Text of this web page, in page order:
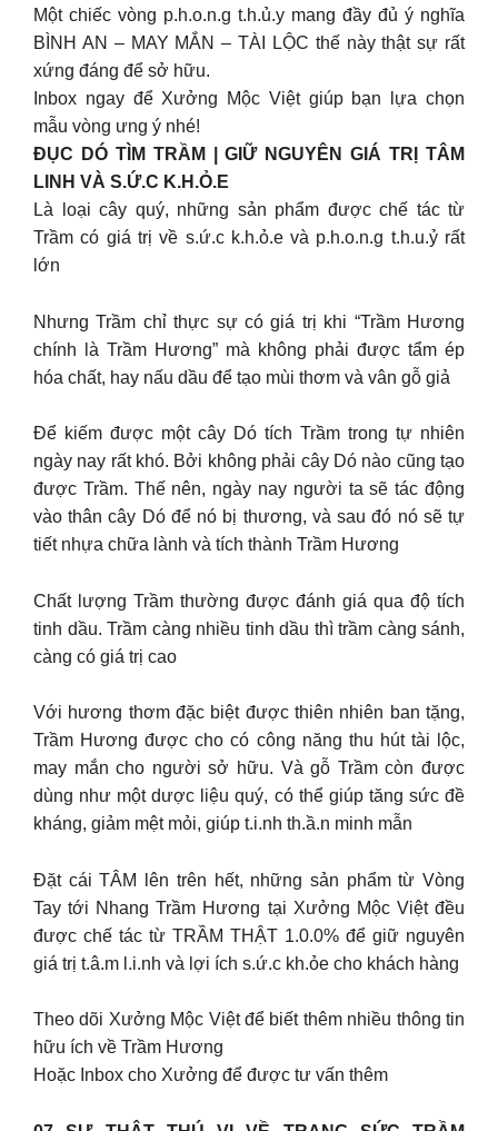
Một chiếc vòng p.h.o.n.g t.h.ủ.y mang đầy đủ ý nghĩa
BÌNH AN – MAY MẮN – TÀI LỘC thế này thật sự rất
xứng đáng để sở hữu.
Inbox ngay để Xưởng Mộc Việt giúp bạn lựa chọn
mẫu vòng ưng ý nhé!
ĐỤC DÓ TÌM TRẦM | GIỮ NGUYÊN GIÁ TRỊ TÂM
LINH VÀ S.Ứ.C K.H.Ỏ.E
Là loại cây quý, những sản phẩm được chế tác từ
Trầm có giá trị về s.ứ.c k.h.ỏ.e và p.h.o.n.g t.h.u.ỷ rất
lớn
Nhưng Trầm chỉ thực sự có giá trị khi “Trầm Hương
chính là Trầm Hương” mà không phải được tẩm ép
hóa chất, hay nấu dầu để tạo mùi thơm và vân gỗ giả
Để kiếm được một cây Dó tích Trầm trong tự nhiên
ngày nay rất khó. Bởi không phải cây Dó nào cũng tạo
được Trầm. Thế nên, ngày nay người ta sẽ tác động
vào thân cây Dó để nó bị thương, và sau đó nó sẽ tự
tiết nhựa chữa lành và tích thành Trầm Hương
Chất lượng Trầm thường được đánh giá qua độ tích
tinh dầu. Trầm càng nhiều tinh dầu thì trầm càng sánh,
càng có giá trị cao
Với hương thơm đặc biệt được thiên nhiên ban tặng,
Trầm Hương được cho có công năng thu hút tài lộc,
may mắn cho người sở hữu. Và gỗ Trầm còn được
dùng như một dược liệu quý, có thể giúp tăng sức đề
kháng, giảm mệt mỏi, giúp t.i.nh th.ầ.n minh mẫn
Đặt cái TÂM lên trên hết, những sản phẩm từ Vòng
Tay tới Nhang Trầm Hương tại Xưởng Mộc Việt đều
được chế tác từ TRẦM THẬT 1.0.0% để giữ nguyên
giá trị t.â.m l.i.nh và lợi ích s.ứ.c kh.ỏe cho khách hàng
Theo dõi Xưởng Mộc Việt để biết thêm nhiều thông tin
hữu ích về Trầm Hương
Hoặc Inbox cho Xưởng để được tư vấn thêm